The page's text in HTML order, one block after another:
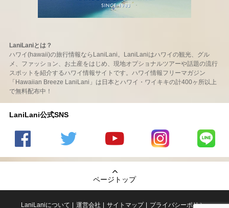
LaniLaniとは？
ハワイ(hawaii)の旅行情報ならLaniLani。LaniLaniはハワイの観光、グル
メ、ファッション、お土産をはじめ、現地オプショナルツアーや話題の流行
スポットを紹介するハワイ情報サイトです。ハワイ情報フリーマガジン
「Hawaiian Breeze LaniLani」は日本とハワイ・ワイキキの計400ヶ所以上
で無料配布中！
LaniLani公式SNS
の
のtwitter
の
Youtube
チャンネ
LaniLani
LaniLani
ページトップ
LaniLaniについて 運営会社 サイトマップ プライバシーポリシー